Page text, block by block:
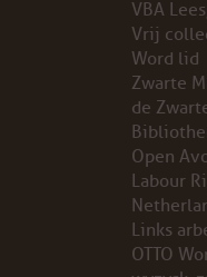
DE CRISIS VOORBIJ
CODE ZWART
FREE JOCK
BUITEN DE ORDE
VBA
Vrij
Word lid
Zwarte
de
Open
Labour
Links
OTTO